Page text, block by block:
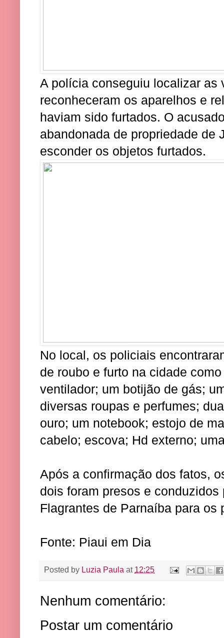
A polícia conseguiu localizar as
reconheceram os aparelhos e
haviam sido furtados. O
abandonada de propriedade de
esconder os objetos furtados.
No local, os policiais
de roubo e furto na cidade
ventilador; um botijão de gás;
diversas roupas e perfumes;
ouro; um notebook; estojo de
cabelo; escova; Hd externo;
Após a confirmação dos fatos,
dois foram presos e conduzidos
Flagrantes de Parnaíba para
Fonte: Piaui em Dia
Posted by Luzia Paula at 12:25
Nenhum comentário:
Postar um comentário